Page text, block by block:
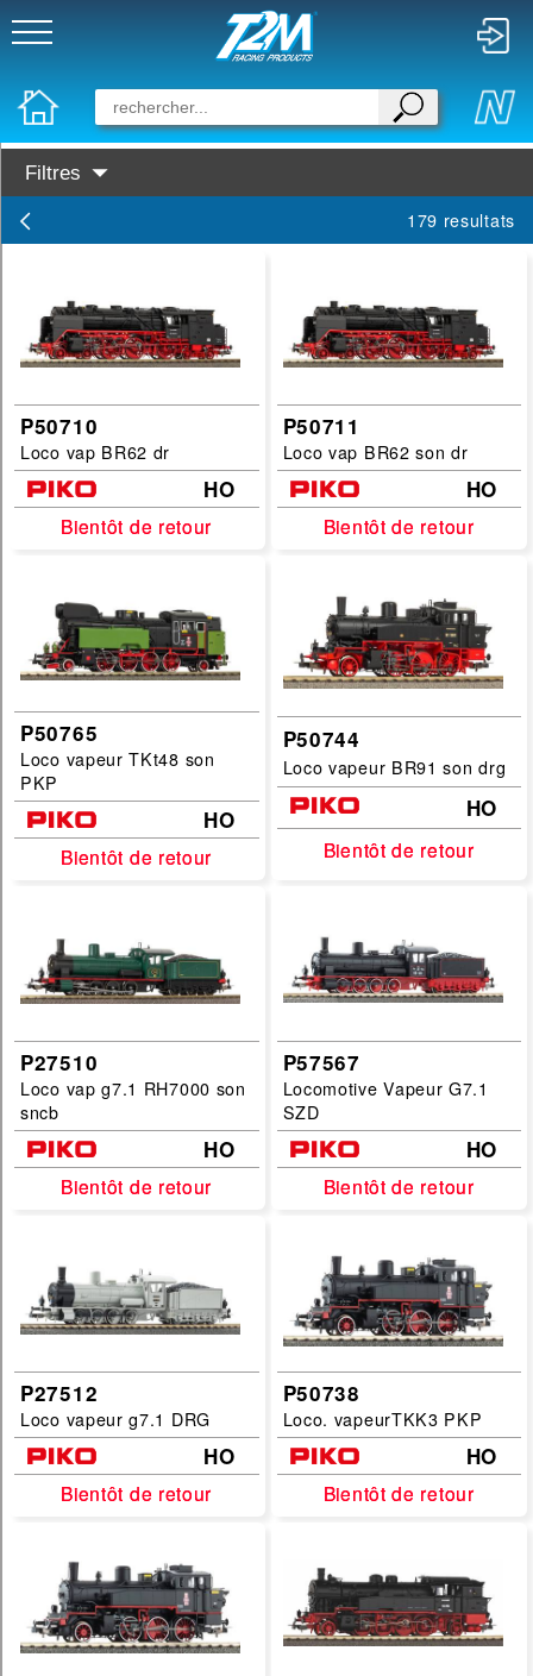
Filtres
Marques :
Categories :
locomotive-vapeur
Echelles :
HO
HOe
filtrer
179 resultats
P50710
Loco vap BR62 dr
HO
Bientôt de retour
Bientôt de retour
P50711
Loco vap BR62 son dr
HO
Bientôt de retour
Bientôt de retour
P50765
Loco vapeur TKt48 son
PKP
HO
Bientôt de retour
Bientôt de retour
P50744
Loco vapeur BR91 son drg
HO
Bientôt de retour
Bientôt de retour
P27510
Loco vap g7.1 RH7000 son
sncb
HO
Bientôt de retour
Bientôt de retour
P57567
Locomotive Vapeur G7.1
SZD
HO
Bientôt de retour
Bientôt de retour
P27512
Loco vapeur g7.1 DRG
HO
Bientôt de retour
Bientôt de retour
P50738
Loco. vapeurTKK3 PKP
HO
Bientôt de retour
Bientôt de retour